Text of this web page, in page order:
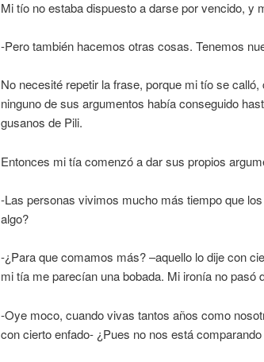
Mi tío no estaba dispuesto a darse por vencido, y
-Pero también hacemos otras cosas. Tenemos
No necesité repetir la frase, porque mi tío se
ninguno de sus argumentos había conseguido
gusanos de Pili.
Entonces mi tía comenzó a dar sus propios
-Las personas vivimos mucho más tiempo que
algo?
-¿Para que comamos más? –aquello lo dije con
mi tía me parecían una bobada. Mi ironía no pasó
-Oye moco, cuando vivas tantos años como
con cierto enfado- ¿Pues no nos está